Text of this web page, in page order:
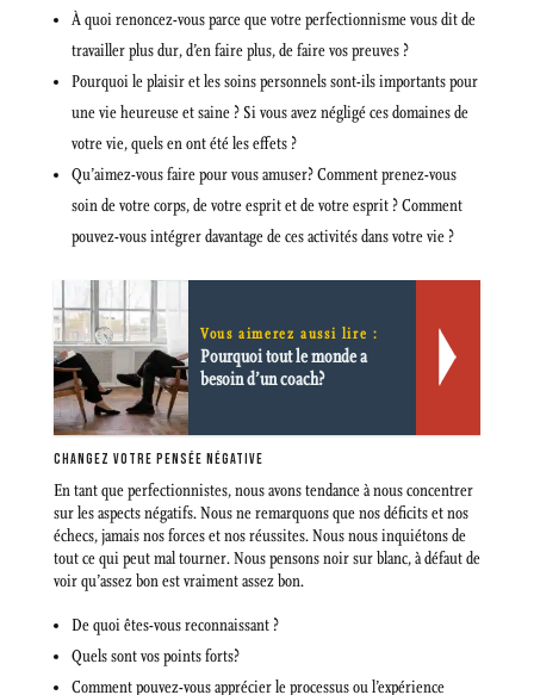
À quoi renoncez-vous parce que votre perfectionnisme vous dit de
travailler plus dur, d’en faire plus, de faire vos preuves ?
Pourquoi le plaisir et les soins personnels sont-ils importants pour
une vie heureuse et saine ? Si vous avez négligé ces domaines de
votre vie, quels en ont été les effets ?
Qu’aimez-vous faire pour vous amuser? Comment prenez-vous
soin de votre corps, de votre esprit et de votre esprit ? Comment
pouvez-vous intégrer davantage de ces activités dans votre vie ?
Vous aimerez aussi lire :
Pourquoi tout le monde a
besoin d’un coach?
CHANGEZ VOTRE PENSÉE NÉGATIVE
En tant que perfectionnistes, nous avons tendance à nous concentrer
sur les aspects négatifs. Nous ne remarquons que nos déficits et nos
échecs, jamais nos forces et nos réussites. Nous nous inquiétons de
tout ce qui peut mal tourner. Nous pensons noir sur blanc, à défaut de
voir qu’assez bon est vraiment assez bon.
De quoi êtes-vous reconnaissant ?
Quels sont vos points forts?
Comment pouvez-vous apprécier le processus ou l’expérience